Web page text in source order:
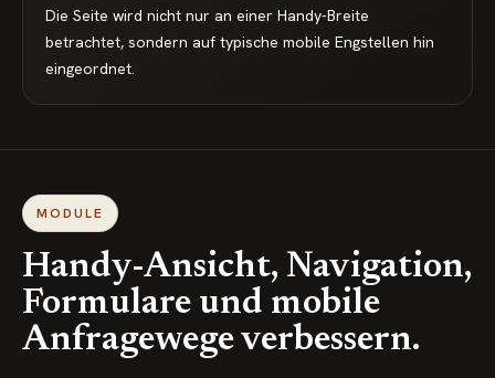
Die Seite wird nicht nur an einer Handy-Breite
betrachtet, sondern auf typische mobile Engstellen hin
eingeordnet.
MODULE
Handy-Ansicht, Navigation,
Formulare und mobile
Anfragewege verbessern.